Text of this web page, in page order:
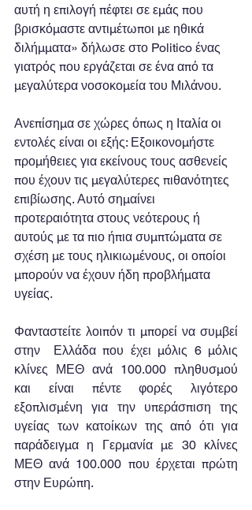
αυτή η επιλογή πέφτει σε εμάς που
βρισκόμαστε αντιμέτωποι με ηθικά
διλήμματα» δήλωσε στο Politico ένας
γιατρός που εργάζεται σε ένα από τα
μεγαλύτερα νοσοκομεία του Μιλάνου.
Ανεπίσημα σε χώρες όπως η Ιταλία οι
εντολές είναι οι εξής: Εξοικονομήστε
προμήθειες για εκείνους τους ασθενείς
που έχουν τις μεγαλύτερες πιθανότητες
επιβίωσης. Αυτό σημαίνει
προτεραιότητα στους νεότερους ή
αυτούς με τα πιο ήπια συμπτώματα σε
σχέση με τους ηλικιωμένους, οι οποίοι
μπορούν να έχουν ήδη προβλήματα
υγείας.
Φανταστείτε λοιπόν τι μπορεί να συμβεί
στην  Ελλάδα που έχει μόλις 6 μόλις
κλίνες ΜΕΘ ανά 100.000 πληθυσμού
και είναι πέντε φορές λιγότερο
εξοπλισμένη για την υπεράσπιση της
υγείας των κατοίκων της από ότι για
παράδειγμα η Γερμανία με 30 κλίνες
ΜΕΘ ανά 100.000 που έρχεται πρώτη
στην Ευρώπη.